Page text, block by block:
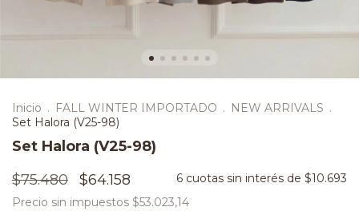
Inicio . FALL WINTER IMPORTADO . NEW ARRIVALS .
Set Halora (V25-98)
Set Halora (V25-98)
$75.480
$64.158 6 cuotas sin interés de $10.693
Precio sin impuestos $53.023,14